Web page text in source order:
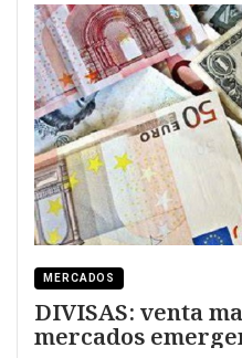
MERCADOS
DIVISAS: venta
mercados